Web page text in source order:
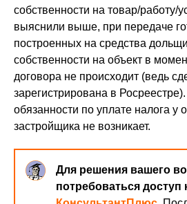
собственности на товар/работу/
выяснили выше, при передаче
построенных на средства
собственности на объект в
договора не происходит (ведь
зарегистрирована в
обязанности по уплате налога у
застройщика не возникает.
Для решения вашего
потребоваться доступ